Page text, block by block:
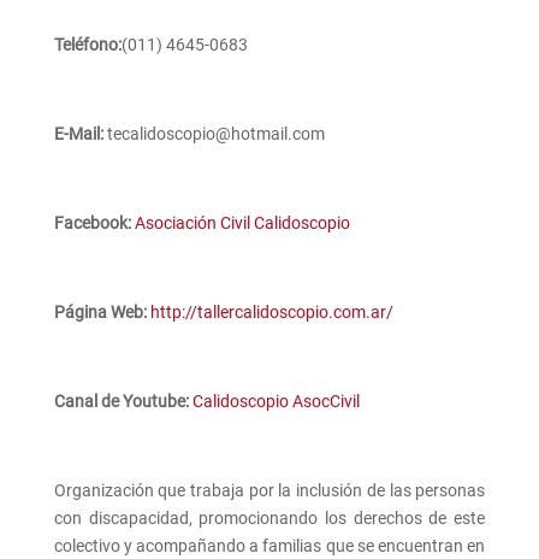
Teléfono:(011) 4645-0683
E-Mail:tecalidoscopio@hotmail.com
Facebook: Asociación Civil Calidoscopio
Página Web: http://tallercalidoscopio.com.ar/
Canal de Youtube: Calidoscopio AsocCivil
Organización que trabaja por la inclusión de las personas
con discapacidad, promocionando los derechos de este
colectivo y acompañando a familias que se encuentran en